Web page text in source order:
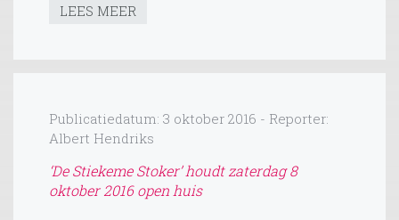
LEES MEER
Publicatiedatum: 3 oktober 2016 - Reporter:
Albert Hendriks
‘De Stiekeme Stoker’ houdt zaterdag 8
oktober 2016 open huis